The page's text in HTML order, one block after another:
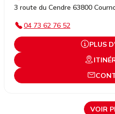
3 route du Cendre 63800
04 73 62 76 52
PLUS
VOIR